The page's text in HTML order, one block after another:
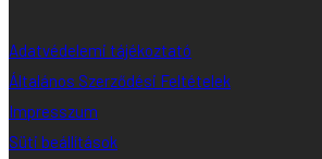
Adatvédelemi tájékoztató
Általános Szerződési Feltételek
Impresszum
Süti beállítások